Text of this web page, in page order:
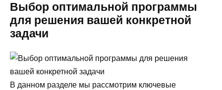
Выбор оптимальной программы
для решения вашей конкретной
задачи
В данном разделе мы рассмотрим ключевые